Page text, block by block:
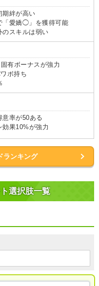
期絆が高い
「愛嬌◯」を獲得可能
のスキルは弱い
有ボーナスが強力
ボ持ち
意率が50ある
効果10%が強力
ランキング
選択肢一覧